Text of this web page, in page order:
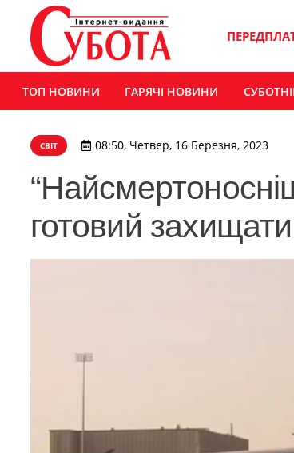
ТОП НОВИНИ ГАРЯЧІ НОВИНИ
СВІТ 08:50, Четвер, 16 Березня, 2023
готовий